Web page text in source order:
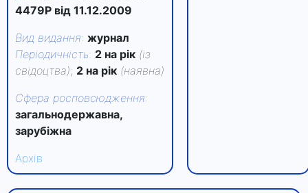
4479Р від 11.12.2009
Вид видання: журнал
Періодичність: 2 на рік (із
свідоцтва); 2 на рік (наявна)
Сфера росповсюдження:
загальнодержавна,
зарубіжна
Архів